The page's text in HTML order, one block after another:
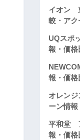
イオン
較・アク
UQスポ
報・価格
報・価格
オレン
ーン情
平和堂
報・価格